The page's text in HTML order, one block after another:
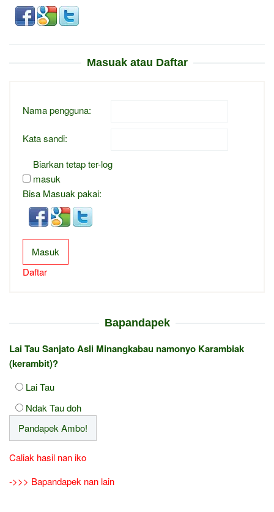
Masuak atau Daftar
Nama pengguna:
Kata sandi:
Biarkan tetap ter-log
masuk
Bisa Masuak pakai:
Masuk
Daftar
Bapandapek
Lai Tau Sanjato Asli Minangkabau namonyo Karambiak
(kerambit)?
Lai Tau
Ndak Tau doh
Caliak hasil nan iko
->>> Bapandapek nan lain